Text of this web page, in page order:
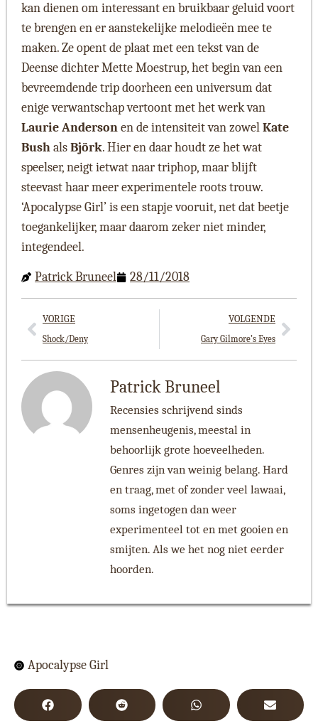
kan dienen om interessant en bruikbaar geluid voort
te brengen en er aanstekelijke melodieën mee te
maken. Ze opent de plaat met een tekst van de
Deense dichter Mette Moestrup, het begin van een
bevreemdende trip doorheen een universum dat
enige verwantschap vertoont met het werk van
Laurie Andersonen de intensiteit van zowelKate
BushalsBjörk. Hier en daar houdt ze het wat
speelser, neigt ietwat naar triphop, maar blijft
steevast haar meer experimentele roots trouw.
‘Apocalypse Girl’ is een stapje vooruit, net dat beetje
toegankelijker, maar daarom zeker niet minder,
integendeel.
Patrick Bruneel 28/11/2018
VORIGE
Shock/Deny
VOLGENDE
Gary Gilmore’s Eyes
Patrick Bruneel
Recensies schrijvend sinds
mensenheugenis, meestal in
behoorlijk grote hoeveelheden.
Genres zijn van weinig belang. Hard
en traag, met of zonder veel lawaai,
soms ingetogen dan weer
experimenteel tot en met gooien en
smijten. Als we het nog niet eerder
hoorden.
Apocalypse Girl